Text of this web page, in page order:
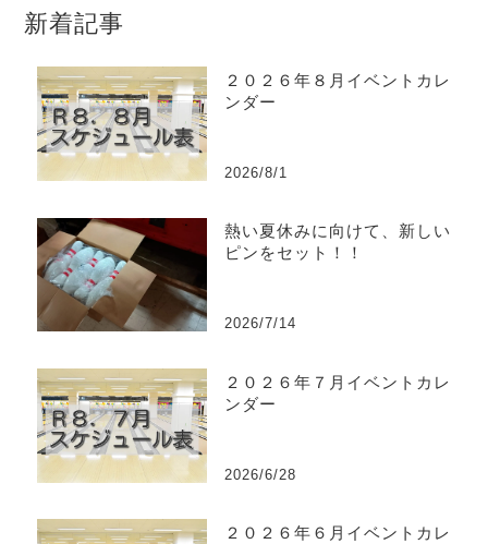
新着記事
２０２６年８月イベントカレ
ンダー
2026/8/1
熱い夏休みに向けて、新しい
ピンをセット！！
2026/7/14
２０２６年７月イベントカレ
ンダー
2026/6/28
２０２６年６月イベントカレ